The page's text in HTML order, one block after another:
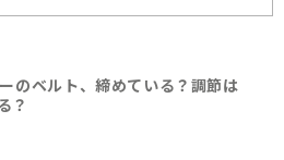
のベルト、締めている？調節は
？